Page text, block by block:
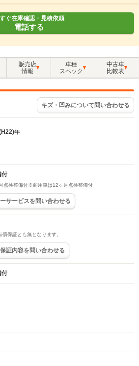
ぐ在庫確認・見積依頼
電話する
販売店
情報
車種
スペック
中古車
比較表
キズ・凹みについて問い合わせる
年
付
点検整備付※商用車は12ヶ月点検整備付
サービスを問い合わせる
保証とも無となります。
証内容を問い合わせる
付